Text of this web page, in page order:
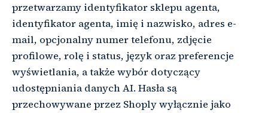
przetwarzamy identyfikator sklepu agenta,
identyfikator agenta, imię i nazwisko, adres e-
mail, opcjonalny numer telefonu, zdjęcie
profilowe, rolę i status, język oraz preferencje
wyświetlania, a także wybór dotyczący
udostępniania danych AI. Hasła są
przechowywane przez Shoply wyłącznie jako